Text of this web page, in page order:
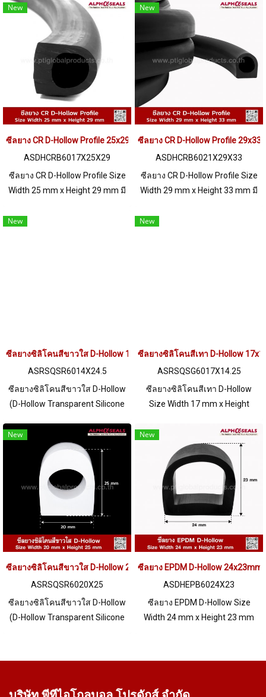
ขนาด 15x15 mm รุ่น
ASDHQMF6015X15 ภายใต้
แบรนด์ AlphaSeals® ผลิตจาก
วัสดุ Silicone QM เกรดพิเศษที่
ออกแบบมาเพื่อทนทานต่อสภาวะ
ความร้อนระดับ Extreme พร้อม
คุณสมบัติ Food Grade ปลอดภัยต่อ
การใช้งานในอุตสาหกรรมอาหาร
และยา
x Height 8 mm ซีลตู้อบ ทนต่อ
ความร้อนได้สูงถึง +220°C ฟู้ด
เกรด (FDA) ไม่มีสารเจอปน มี
ความยืดหยุ่นสูง คืนตัวได้ดี ไม่เสีย
รูปทรง ทนต่อสภาพแวดล้อม UV
Ozone แสงแดด ดีเยี่ยม ปลอดภัย
ต่อการใช้งานสำหรับอุตสาหกรรม
Tel : 022577145 MB :
0982539956 / E-mail :
info@ptigroups.com / Line OA :
@PTIGLOBAL
New
ซีลยาง CR D-Hollow Profile 25x29mm
ASDHCRB6017X25X29
ซีลยาง CR D-Hollow Profile Size
Width 25 mm x Height 29 mm มี
แวดล้อมดีเยี่ยม ช่วงอุณหภูมิการ
New
ซีลยาง CR D-Hollow Profile
ASDHCRB6021X29X33
ซีลยาง CR D-Hollow Profile Size
Width 29 mm x Height 33 mm มี
แวดล้อมดีเยี่ยม ช่วงอุณหภูมิการ
New
ซีลยางซิลิโคนสีขาวใส D-Hollow 14x24.5mm
ASRSQSR6014X24.5
ซีลยางซิลิโคนสีขาวใส D-Hollow
(D-Hollow Transparent Silicone
x Height 24.5 mm ทนต่อความ
ร้อนได้สูงถึง +220°C ฟู้ดเกรด
(FDA) ไม่มีสารเจอปน มีความ
ยืดหยุ่นสูง คืนตัวได้ดี ไม่เสียรูปทรง
ทนต่อสภาพแวดล้อม UV Ozone
แสงแดด ดีเยี่ยม ปลอดภัยต่อการ
ใช้งานสำหรับอุตสาหกรรม Tel :
022577145 MB : 0982539956 /
E-mail : info@ptigroups.com /
Line OA : @PTIGLOBAL
New
ซีลยางซิลิโคนสีเทา D-Hollow
ASRSQSG6017X14.25
ซีลยางซิลิโคนสีเทา D-Hollow
Size Width 17 mm x Height
ถึง +220°C ฟู้ดเกรด (FDA) ไม่มี
สารเจอปน มีความยืดหยุ่นสูง
คืนตัวได้ดี ไม่เสียรูปทรง ทนต่อ
สภาพแวดล้อม UV Ozone
แสงแดด ดีเยี่ยม ปลอดภัยต่อการ
ใช้งานสำหรับอุตสาหกรรม Tel :
022577145 MB : 0982539956 /
E-mail : info@ptigroups.com /
Line OA : @PTIGLOBAL
New
ซีลยางซิลิโคนสีขาวใส D-Hollow 20x25mm
ASRSQSR6020X25
ซีลยางซิลิโคนสีขาวใส D-Hollow
(D-Hollow Transparent Silicone
ได้สูงถึง +220°C ฟู้ดเกรด (FDA)
คืนตัวได้ดี ไม่เสียรูปทรง ทนต่อ
New
ซีลยาง EPDM D-Hollow 24x23mm
ASDHEPB6024X23
ซีลยาง EPDM D-Hollow Size
Width 24 mm x Height 23 mm
สภาพ อายุการใช้งานยาวนาน ทน
ความเข้มข้นปานกลาง ทนน้ำ ได้